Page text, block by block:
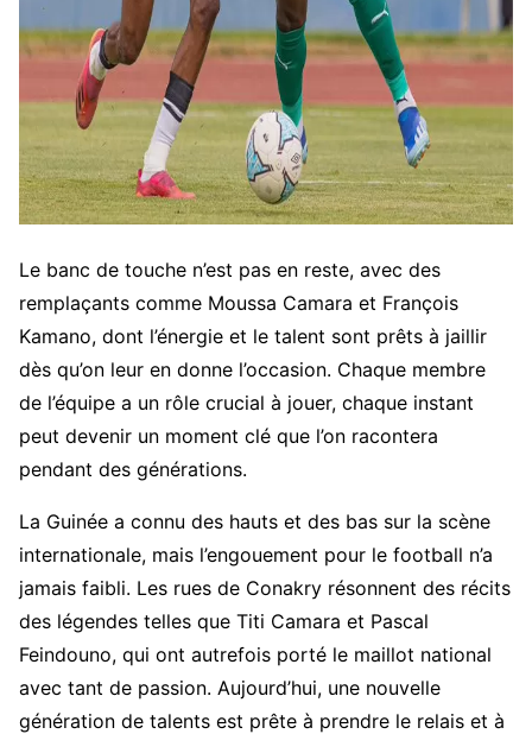
Le banc de touche n’est pas en reste, avec des
remplaçants comme Moussa Camara et François
Kamano, dont l’énergie et le talent sont prêts à jaillir
dès qu’on leur en donne l’occasion. Chaque membre
de l’équipe a un rôle crucial à jouer, chaque instant
peut devenir un moment clé que l’on racontera
pendant des générations.
La Guinée a connu des hauts et des bas sur la scène
internationale, mais l’engouement pour le football n’a
jamais faibli. Les rues de Conakry résonnent des récits
des légendes telles que Titi Camara et Pascal
Feindouno, qui ont autrefois porté le maillot national
avec tant de passion. Aujourd’hui, une nouvelle
génération de talents est prête à prendre le relais et à